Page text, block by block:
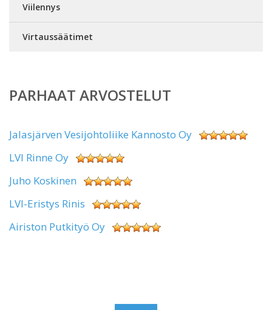
Viilennys
Virtaussäätimet
PARHAAT ARVOSTELUT
Jalasjärven Vesijohtoliike Kannosto Oy
LVI Rinne Oy
Juho Koskinen
LVI-Eristys Rinis
Airiston Putkityö Oy